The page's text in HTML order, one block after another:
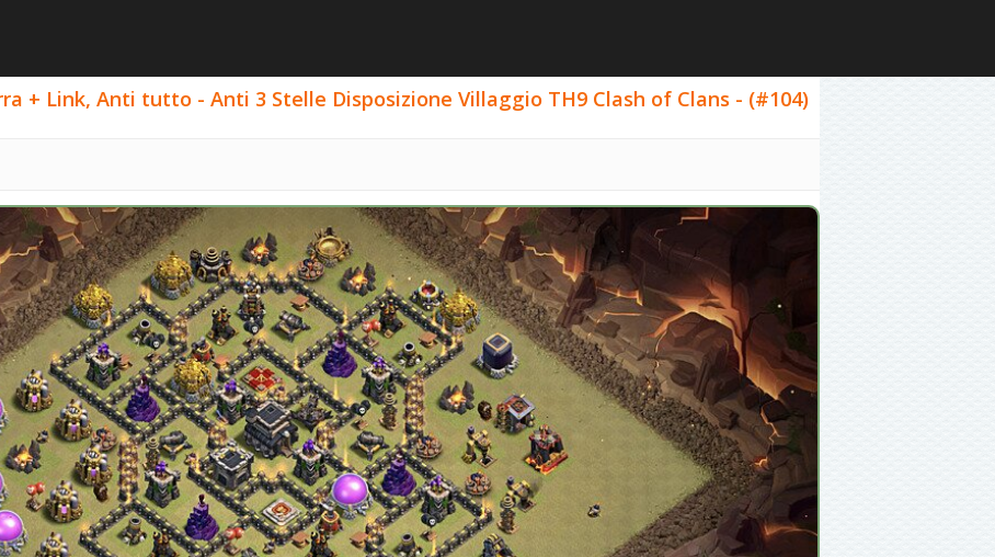
+ Link, Anti tutto - Anti 3 Stelle Disposizione Villaggio TH9 Clash of Clans - (#104)